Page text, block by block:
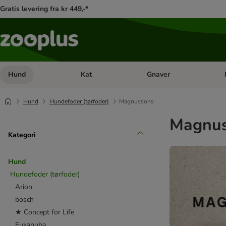
Gratis levering fra kr 449,-*
Hund Åben kategori menu: Hund
Kat Åben kategori menu: Kat
Gnaver
Hund Hundefoder (tørfoder) Magnussons
Kategori
Hund
Hundefoder (tørfoder)
Arion
bosch
★ Concept for Life